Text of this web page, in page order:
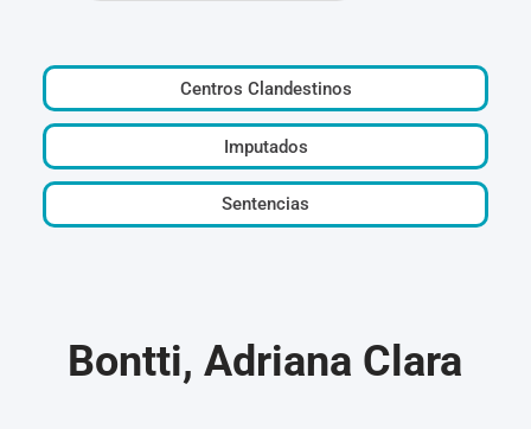
Centros Clandestinos
Imputados
Sentencias
Bontti, Adriana Clara